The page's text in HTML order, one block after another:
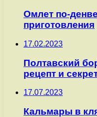
Омлет по-
приготовления
17.02.2023
Полтавский
рецепт и
17.07.2023
Кальмары в